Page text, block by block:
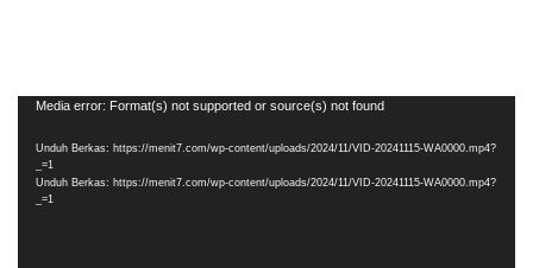
Pemutar
Media error: Format(s) not supported or source(s) not found
Unduh Berkas: https://menit7.com/wp-content/uploads/2024/11/VID-20241115-WA0000.mp4?
_=1
Unduh Berkas: https://menit7.com/wp-content/uploads/2024/11/VID-20241115-WA0000.mp4?
_=1